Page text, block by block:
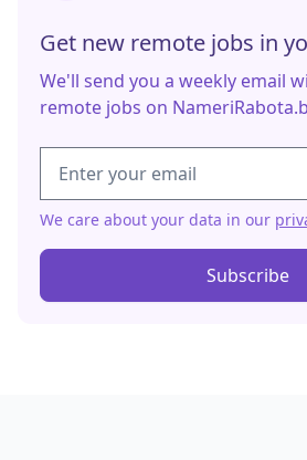
Get new remote jobs in
We'll send you a weekly email
remote jobs on
We care about your data in our
Subscribe